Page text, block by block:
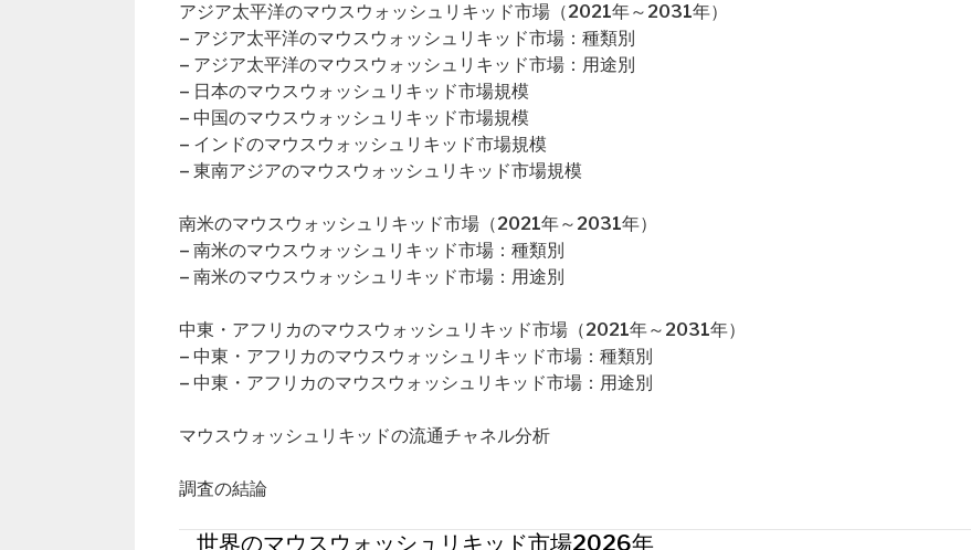
アジア太平洋のマウスウォッシュリキッド市場（2021年～2031年）
– アジア太平洋のマウスウォッシュリキッド市場：種類別
– アジア太平洋のマウスウォッシュリキッド市場：用途別
– 日本のマウスウォッシュリキッド市場規模
– 中国のマウスウォッシュリキッド市場規模
– インドのマウスウォッシュリキッド市場規模
– 東南アジアのマウスウォッシュリキッド市場規模
南米のマウスウォッシュリキッド市場（2021年～2031年）
– 南米のマウスウォッシュリキッド市場：種類別
– 南米のマウスウォッシュリキッド市場：用途別
中東・アフリカのマウスウォッシュリキッド市場（2021年～2031年）
– 中東・アフリカのマウスウォッシュリキッド市場：種類別
– 中東・アフリカのマウスウォッシュリキッド市場：用途別
マウスウォッシュリキッドの流通チャネル分析
調査の結論
世界のマウスウォッシュリキッド市場2026年